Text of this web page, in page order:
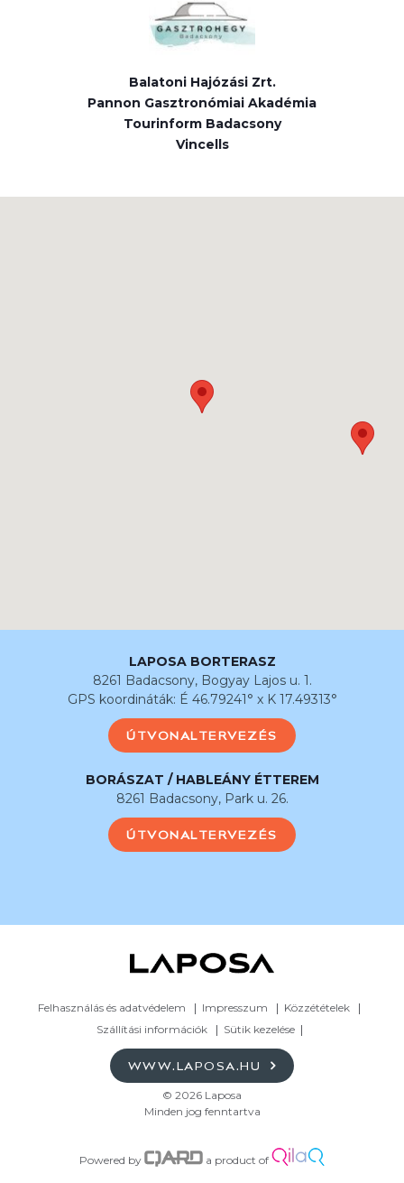
Balatoni Hajózási Zrt.
Pannon Gasztronómiai Akadémia
Tourinform Badacsony
Vincells
LAPOSA BORTERASZ
8261 Badacsony, Bogyay Lajos u. 1.
GPS koordináták: É 46.79241° x K 17.49313°
ÚTVONALTERVEZÉS
BORÁSZAT / HABLEÁNY ÉTTEREM
8261 Badacsony, Park u. 26.
ÚTVONALTERVEZÉS
Felhasználás és adatvédelem Impresszum
Közzétételek
Szállítási információk
Sütik kezelése
WWW.LAPOSA.HU
© 2026 Laposa
Minden jog fenntartva
Powered by a product of